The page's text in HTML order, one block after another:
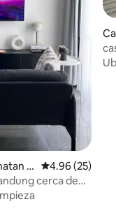
reseñas
C Calificación
4.96 (25)
cerca de
tu